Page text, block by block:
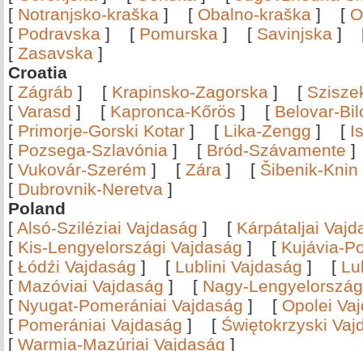
[ Notranjsko-kraška ] [ Obalno-kraška ] [
[ Podravska ] [ Pomurska ] [ Savinjska ]
[ Zasavska ]
Croatia
[ Zágráb ] [ Krapinsko-Zagorska ] [
[ Varasd ] [ Kapronca-Kőrös ] [ Belovar-
[ Primorje-Gorski Kotar ] [ Lika-Zengg ] [
[ Pozsega-Szlavónia ] [ Bród-Szávamente
[ Vukovár-Szerém ] [ Zára ] [ Šibenik-Knin
[ Dubrovnik-Neretva ]
Poland
[ Alsó-Sziléziai Vajdaság ] [ Kárpátaljai
[ Kis-Lengyelországi Vajdaság ] [ Kujávia-
[ Łódźi Vajdaság ] [ Lublini Vajdaság ] [
[ Mazóviai Vajdaság ] [ Nagy-
[ Nyugat-Pomerániai Vajdaság ] [ Opolei
[ Pomerániai Vajdaság ] [ Świętokrzyski
[ Warmia-Mazúriai Vajdaság ]